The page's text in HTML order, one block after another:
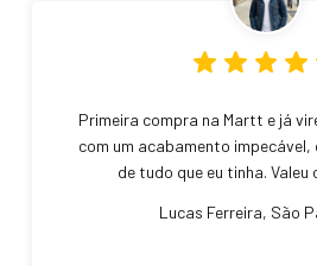
Primeira compra na Martt e já
com um acabamento
de tudo que eu tinha.
Lucas Ferreira, São